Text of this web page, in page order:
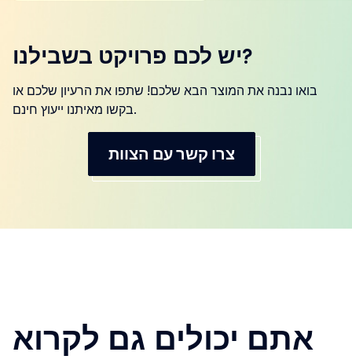
יש לכם פרויקט בשבילנו?
בואו נבנה את המוצר הבא שלכם! שתפו את הרעיון שלכם או
בקשו מאיתנו ייעוץ חינם.
צרו קשר עם הצוות
אתם יכולים גם לקרוא